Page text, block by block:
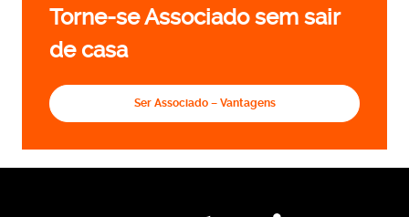
Torne-se Associado sem sair
de casa
Ser Associado – Vantagens